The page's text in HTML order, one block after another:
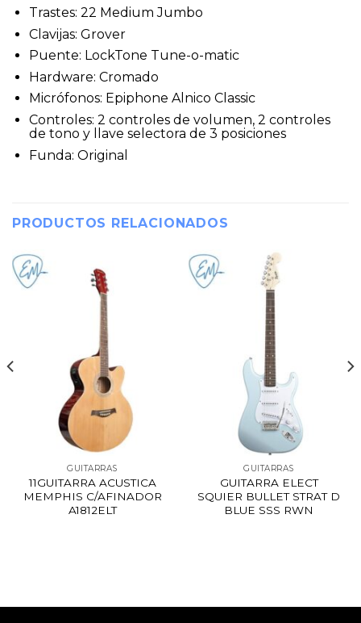
Trastes: 22 Medium Jumbo
Clavijas: Grover
Puente: LockTone Tune-o-matic
Hardware: Cromado
Micrófonos: Epiphone Alnico Classic
Controles: 2 controles de volumen, 2 controles
de tono y llave selectora de 3 posiciones
Funda: Original
PRODUCTOS RELACIONADOS
GUITARRAS
11GUITARRA ACUSTICA
MEMPHIS C/AFINADOR
A1812ELT
GUITARRAS
GUITARRA ELECT
SQUIER BULLET STRAT D
BLUE SSS RWN